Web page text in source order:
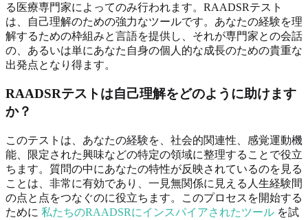
る医療専門家によってのみ行われます。RAADSRテスト
は、自己理解のための強力なツールです。あなたの経験を理
解するための枠組みと言語を提供し、それが専門家との会話
の、あるいは単にあなた自身の個人的な成長のための貴重な
出発点となり得ます。
RAADSRテストは自己理解をどのように助けます
か？
このテストは、あなたの経験を、社会的関連性、感覚運動機
能、限定された興味などの特定の領域に整理することで役立
ちます。質問の中にあなたの特性が反映されているのを見る
ことは、非常に有効であり、一見無関係に見える人生経験間
の点と点をつなぐのに役立ちます。このプロセスを開始する
ために 私たちのRAADSRにインスパイアされたツール を試